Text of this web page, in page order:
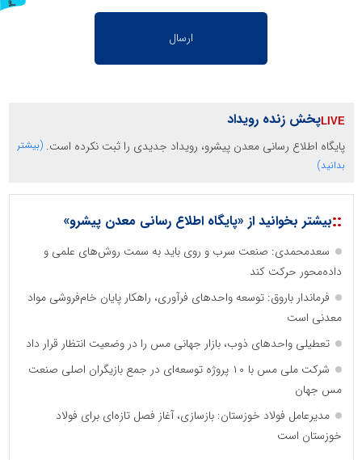
پخش زنده رویداد
پایگاه اطلاع رسانی معدن پیشرو، رویداد جدیدی را ثبت نکرده است. (بیشتر
بدانید)
::بیشتر بخوانید از «پایگاه اطلاع رسانی معدن پیشرو»
سعدمحمدی: صنعت سرب و روی باید به سمت روش‌های علمی و
داده‌محور حرکت کند
فرماندار باروق: توسعه واحدهای فرآوری، راهکار پایان خام‌فروشی مواد
معدنی است
تعطیلی واحدهای ذوب، بازار جهانی مس را در وضعیت انتظار قرار داد
شرکت ملی مس با ۱۰ پروژه توسعه‌ای در جمع بازیگران اصلی صنعت
مس جهان
مدیرعامل فولاد خوزستان: بازسازی، آغاز فصل تازه‌ای برای فولاد
خوزستان است
ر
و
ن
د
ه